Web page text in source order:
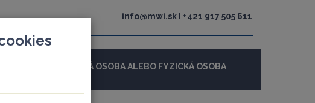
info@mwi.sk I +421 917 505 611
- PRÁVNICKÁ OSOBA ALEBO FYZICKÁ OSOBA